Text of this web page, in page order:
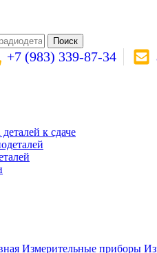
Поиск
+7 (983) 339-87-34
к сдаче
Измерительные приборы